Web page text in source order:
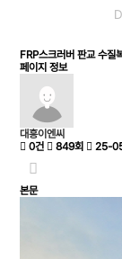
FRP스크러버 판교 수질
페이지 정보
대흥이엔씨
0건
849회 25-
본문